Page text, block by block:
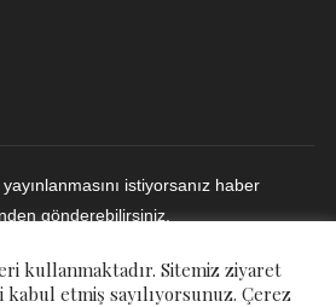
istiyorsanız haber
gönderebilirsiniz.
kullanmaktadır. Sitemiz ziyaret
etmiş sayılıyorsunuz. Çerez